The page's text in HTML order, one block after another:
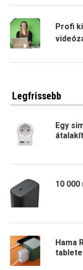
Profi
Legfrissebb
Egy
10
Hama